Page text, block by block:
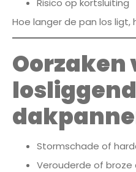
Risico op kortsluiting
Hoe langer de pan los
Oorzaken
Stormschade of
Verouderde of broze